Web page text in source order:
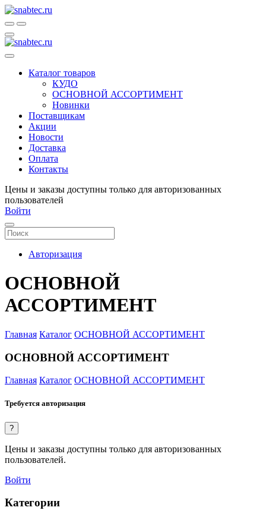
Каталог товаров
КУДО
ОСНОВНОЙ АССОРТИМЕНТ
Новинки
Поставщикам
Акции
Новости
Доставка
Оплата
Контакты
Цены и заказы доступны только для авторизованных
пользователей
Войти
Авторизация
ОСНОВНОЙ
АССОРТИМЕНТ
Главная Каталог ОСНОВНОЙ АССОРТИМЕНТ
ОСНОВНОЙ АССОРТИМЕНТ
Главная Каталог ОСНОВНОЙ АССОРТИМЕНТ
Требуется авторизация
?
Цены и заказы доступны только для авторизованных
пользователей.
Войти
Категории